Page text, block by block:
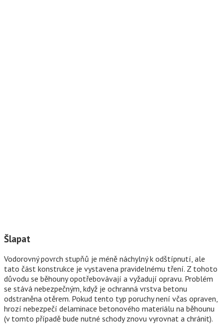
Šlapat
Vodorovný povrch stupňů je méně náchylný k odštípnutí, ale
tato část konstrukce je vystavena pravidelnému tření. Z tohoto
důvodu se běhouny opotřebovávají a vyžadují opravu. Problém
se stává nebezpečným, když je ochranná vrstva betonu
odstraněna otěrem. Pokud tento typ poruchy není včas opraven,
hrozí nebezpečí delaminace betonového materiálu na běhounu
(v tomto případě bude nutné schody znovu vyrovnat a chránit).